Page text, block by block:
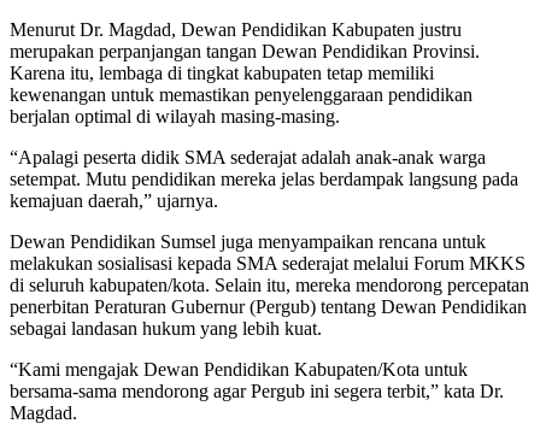
Menurut Dr. Magdad, Dewan Pendidikan Kabupaten justru
merupakan perpanjangan tangan Dewan Pendidikan Provinsi.
Karena itu, lembaga di tingkat kabupaten tetap memiliki
kewenangan untuk memastikan penyelenggaraan pendidikan
berjalan optimal di wilayah masing-masing.
“Apalagi peserta didik SMA sederajat adalah anak-anak warga
setempat. Mutu pendidikan mereka jelas berdampak langsung pada
kemajuan daerah,” ujarnya.
Dewan Pendidikan Sumsel juga menyampaikan rencana untuk
melakukan sosialisasi kepada SMA sederajat melalui Forum MKKS
di seluruh kabupaten/kota. Selain itu, mereka mendorong percepatan
penerbitan Peraturan Gubernur (Pergub) tentang Dewan Pendidikan
sebagai landasan hukum yang lebih kuat.
“Kami mengajak Dewan Pendidikan Kabupaten/Kota untuk
bersama-sama mendorong agar Pergub ini segera terbit,” kata Dr.
Magdad.